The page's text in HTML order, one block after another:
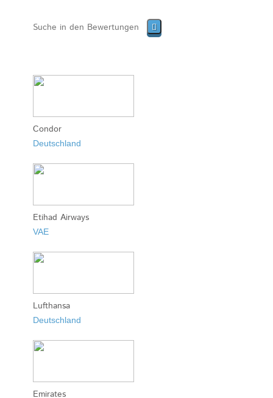
Condor
Deutschland
Etihad Airways
VAE
Lufthansa
Deutschland
Emirates